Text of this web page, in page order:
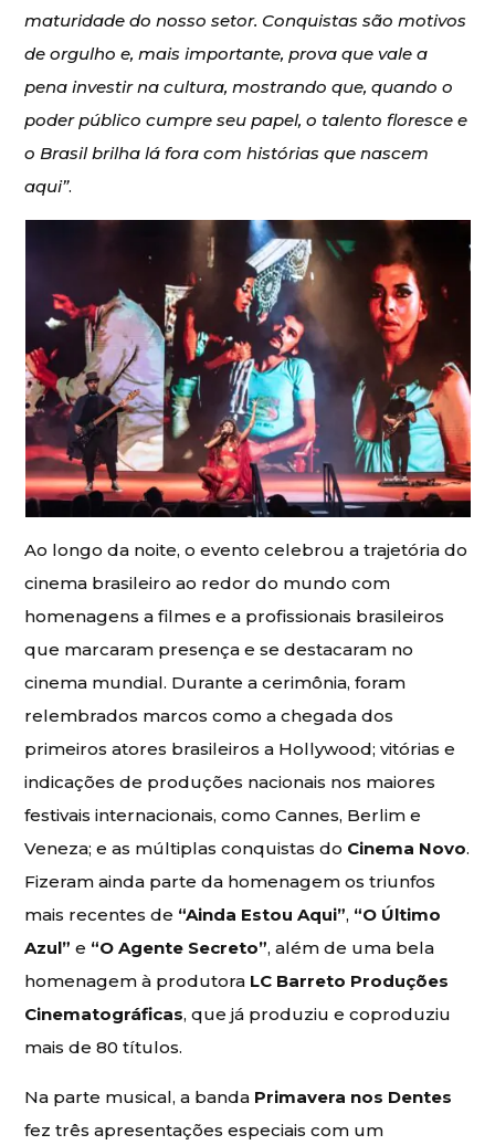
maturidade do nosso setor. Conquistas são motivos
de orgulho e, mais importante, prova que vale a
pena investir na cultura, mostrando que, quando o
poder público cumpre seu papel, o talento floresce e
o Brasil brilha lá fora com histórias que nascem
aqui”.
Ao longo da noite, o evento celebrou a trajetória do
cinema brasileiro ao redor do mundo com
homenagens a filmes e a profissionais brasileiros
que marcaram presença e se destacaram no
cinema mundial. Durante a cerimônia, foram
relembrados marcos como a chegada dos
primeiros atores brasileiros a Hollywood; vitórias e
indicações de produções nacionais nos maiores
festivais internacionais, como Cannes, Berlim e
Veneza; e as múltiplas conquistas do Cinema Novo.
Fizeram ainda parte da homenagem os triunfos
mais recentes de “Ainda Estou Aqui”, “O Último
Azul” e “O Agente Secreto”, além de uma bela
homenagem à produtora LC Barreto Produções
Cinematográficas, que já produziu e coproduziu
mais de 80 títulos.
Na parte musical, a banda Primavera nos Dentes
fez três apresentações especiais com um